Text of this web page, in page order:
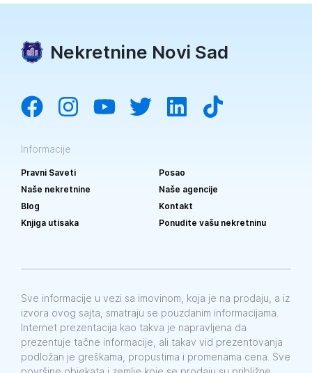
Nekretnine Novi Sad
Informacije
Pravni Saveti
Posao
Naše nekretnine
Naše agencije
Blog
Kontakt
Knjiga utisaka
Ponudite vašu nekretninu
Sve informacije u vezi sa imovinom, koja je na prodaju, a iz
izvora ovog sajta, smatraju se pouzdanim informacijama.
Internet prezentacija kao takva je napravljena da
prezentuje tačne informacije, ali takav vid prezentovanja
podložan je greškama, propustima i promenama cena. Sve